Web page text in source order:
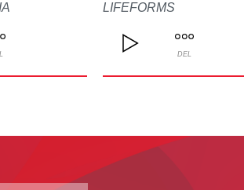
LIFEFORMS
DEL